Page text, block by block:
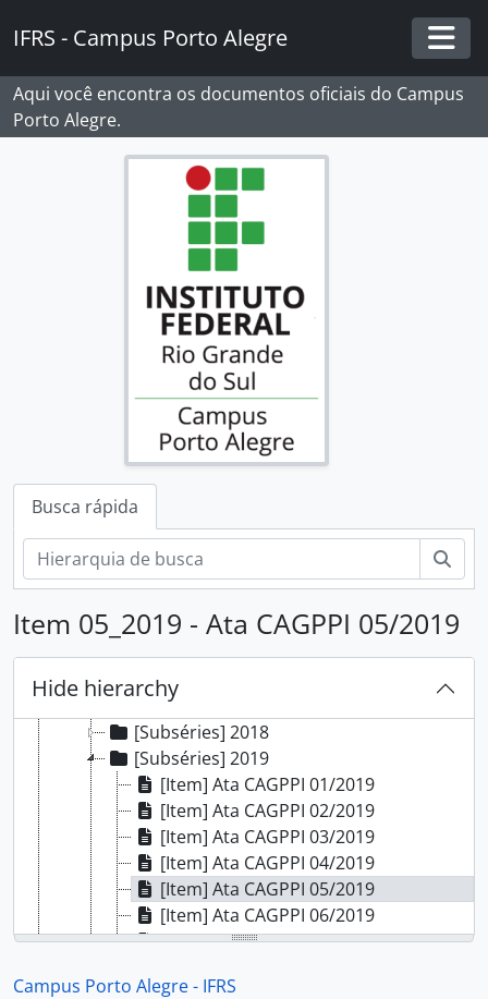
IFRS - Campus Porto Alegre
Aqui você encontra os documentos oficiais do Campus
Porto Alegre.
Busca rápida
Item 05_2019 - Ata CAGPPI 05/2019
Hide hierarchy
[Fundos] Campus Porto Alegre - IFRS
[Subfundos] Comissão Interna de Saúde, Segurança e Prevenção de Acidentes
[Subfundos] Comissão Local do Programa de Acompanhamento de Egressos
[Subfundos] Comissão Própria de Avaliação Local
[Subfundos] Conselho do Campus Porto Alegre
[Subfundos] Direção Geral
[Subfundos] Diretoria de Extensão
[Subfundos] Diretoria de Pesquisa, Pós-Graduação e Inovação
[Séries] Atas da Comissão de Avaliação e Gestão de Projetos de Pesquisa e Inovação
[Subséries] 2016
[Subséries] 2017
[Subséries] 2018
[Subséries] 2019
[Item] Ata CAGPPI 01/2019
[Item] Ata CAGPPI 02/2019
[Item] Ata CAGPPI 03/2019
[Item] Ata CAGPPI 04/2019
[Item] Ata CAGPPI 05/2019
[Item] Ata CAGPPI 06/2019
[Item] Ata CAGPPI 07/2019
[Item] Ata CAGPPI 09/2019
Campus Porto Alegre - IFRS